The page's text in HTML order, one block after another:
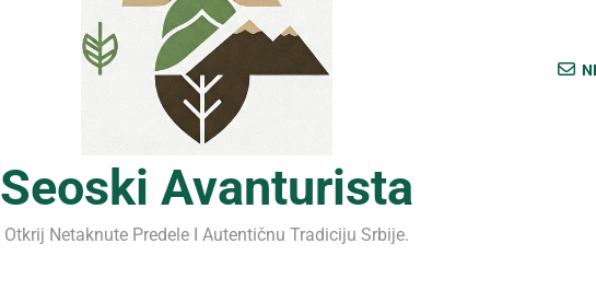
Sjenički sir 2026: Izbegnite mešavine i nađite
Planina Jagodnja 2026: Put do Mačkovog kamena
Seoski Avanturista
Otkrij Netaknute Predele I Autentičnu Tradiciju Srbije.